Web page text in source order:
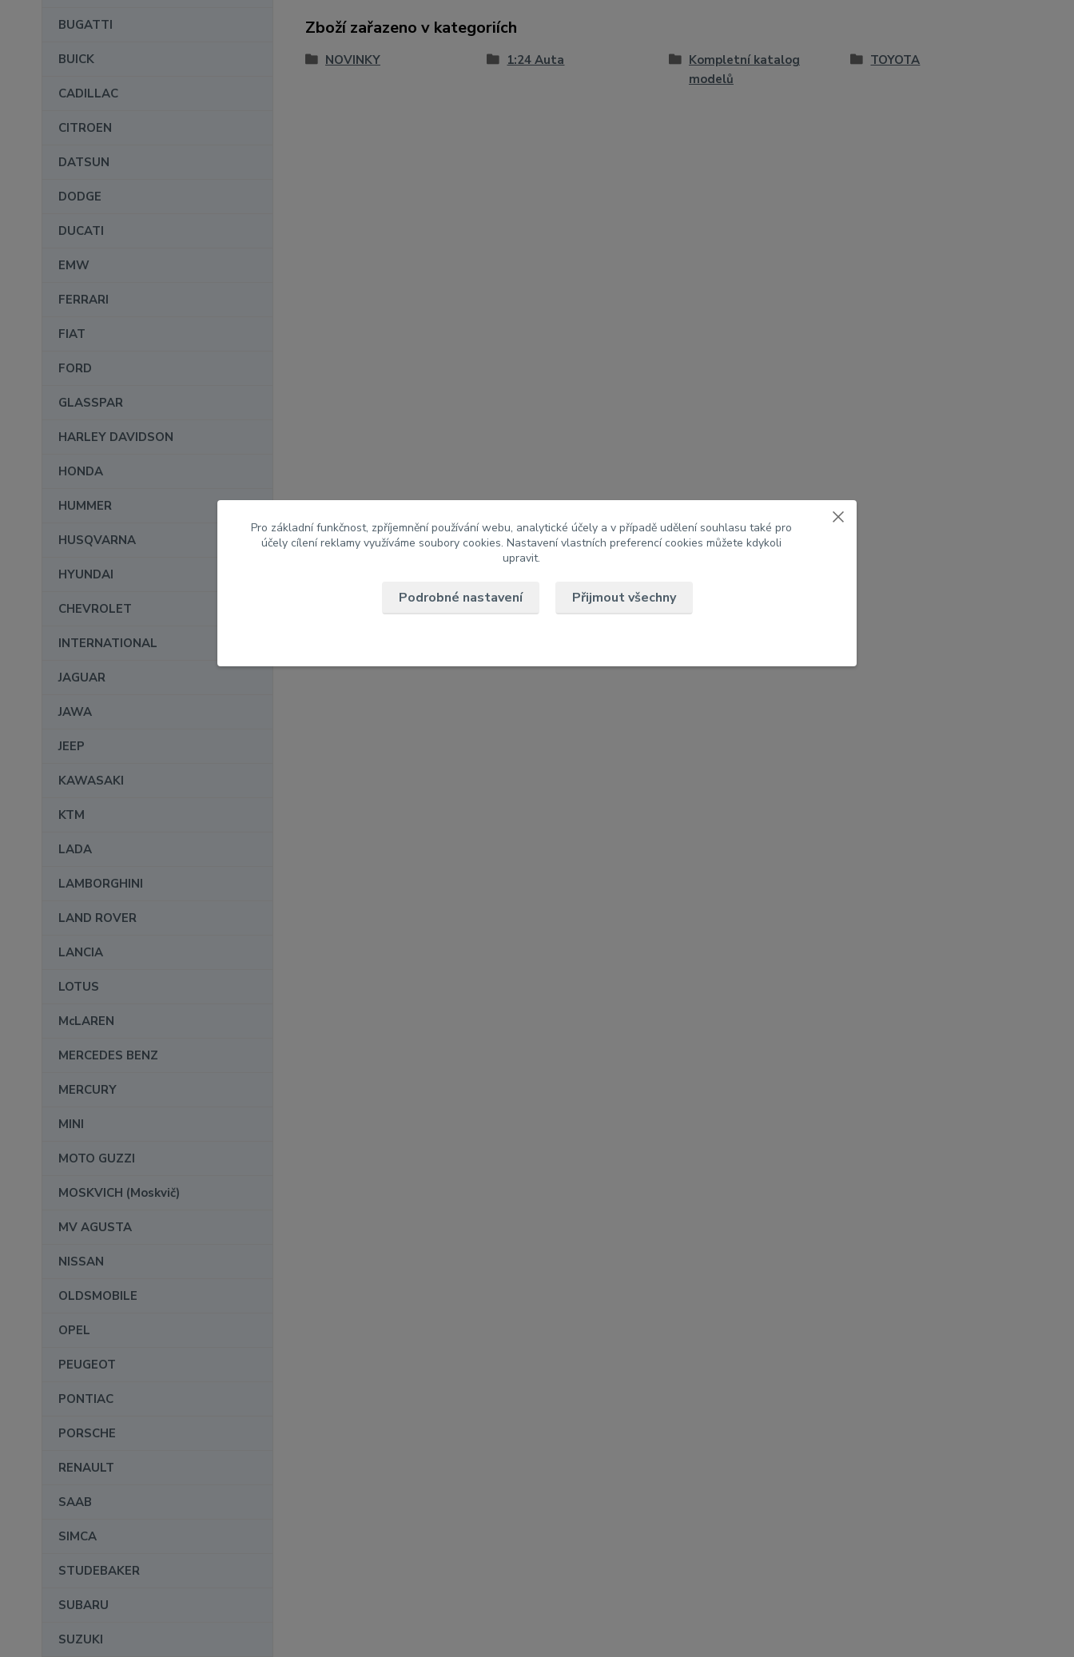
BUGATTI
BUICK
CADILLAC
CITROEN
DATSUN
DODGE
DUCATI
EMW
FERRARI
FIAT
FORD
GLASSPAR
HARLEY DAVIDSON
HONDA
HUMMER
HUSQVARNA
HYUNDAI
CHEVROLET
INTERNATIONAL
JAGUAR
JAWA
JEEP
KAWASAKI
KTM
LADA
LAMBORGHINI
LAND ROVER
LANCIA
LOTUS
McLAREN
MERCEDES BENZ
MERCURY
MINI
MOTO GUZZI
MOSKVICH (Moskvič)
MV AGUSTA
NISSAN
OLDSMOBILE
OPEL
PEUGEOT
PONTIAC
PORSCHE
RENAULT
SAAB
SIMCA
STUDEBAKER
SUBARU
SUZUKI
Zboží zařazeno v kategoriích
NOVINKY 1:24 Auta
Kompletní katalog
modelů
TOYOTA
Pro základní funkčnost, zpříjemnění používání webu, analytické účely a v případě udělení souhlasu také pro
účely cílení reklamy využíváme soubory cookies. Nastavení vlastních preferencí cookies můžete kdykoli
upravit.
Podrobné nastavení Přijmout všechny